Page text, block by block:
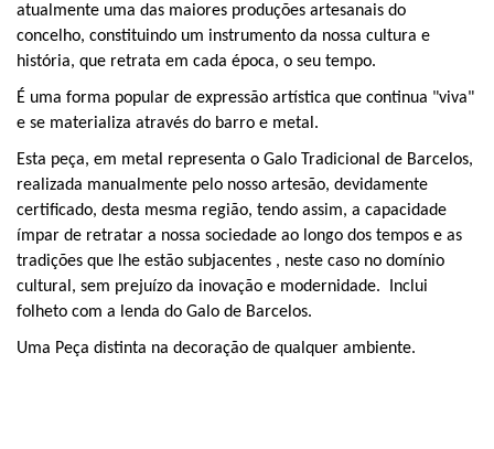
atualmente uma das maiores produções artesanais do
concelho, constituindo um instrumento da nossa cultura e
história, que retrata em cada época, o seu tempo.
É uma forma popular de expressão artística que continua "viva"
e se materializa através do barro e metal.
Esta peça, em metal representa o Galo Tradicional de Barcelos,
realizada manualmente pelo nosso artesão, devidamente
certificado, desta mesma região, tendo assim, a capacidade
ímpar de retratar a nossa sociedade ao longo dos tempos e as
tradições que lhe estão subjacentes , neste caso no domínio
cultural, sem prejuízo da inovação e modernidade. Inclui
folheto com a lenda do Galo de Barcelos.
Uma Peça distinta na decoração de qualquer ambiente.